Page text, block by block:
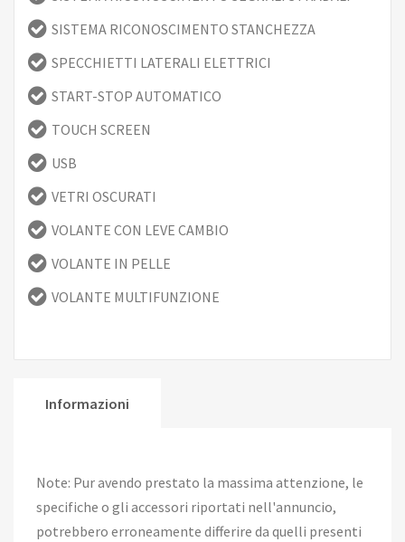
SISTEMA RICONOSCIMENTO STANCHEZZA
SPECCHIETTI LATERALI ELETTRICI
START-STOP AUTOMATICO
TOUCH SCREEN
USB
VETRI OSCURATI
VOLANTE CON LEVE CAMBIO
VOLANTE IN PELLE
VOLANTE MULTIFUNZIONE
Informazioni
Note: Pur avendo prestato la massima attenzione, le
specifiche o gli accessori riportati nell'annuncio,
potrebbero erroneamente differire da quelli presenti